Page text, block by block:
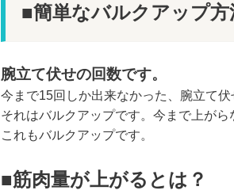
■簡単なバルクアップ方
腕立て伏せの回数です。
今まで15回しか出来なかった、腕立て
それはバルクアップです。 今まで上がら
これもバルクアップです。
■筋肉量が上がるとは？